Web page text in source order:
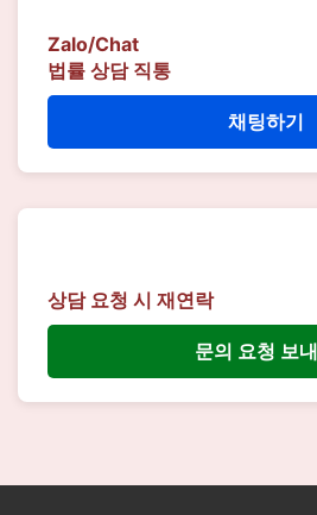
Zalo/Chat
법률 상담 직통
채팅하기
상담 요청 시 재연락
문의 요청 보내